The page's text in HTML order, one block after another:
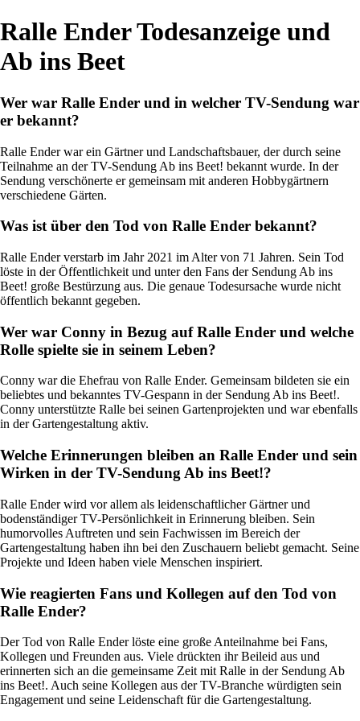
Ralle Ender Todesanzeige und
Ab ins Beet
Wer war Ralle Ender und in welcher TV-Sendung war
er bekannt?
Ralle Ender war ein Gärtner und Landschaftsbauer, der durch seine
Teilnahme an der TV-Sendung Ab ins Beet! bekannt wurde. In der
Sendung verschönerte er gemeinsam mit anderen Hobbygärtnern
verschiedene Gärten.
Was ist über den Tod von Ralle Ender bekannt?
Ralle Ender verstarb im Jahr 2021 im Alter von 71 Jahren. Sein Tod
löste in der Öffentlichkeit und unter den Fans der Sendung Ab ins
Beet! große Bestürzung aus. Die genaue Todesursache wurde nicht
öffentlich bekannt gegeben.
Wer war Conny in Bezug auf Ralle Ender und welche
Rolle spielte sie in seinem Leben?
Conny war die Ehefrau von Ralle Ender. Gemeinsam bildeten sie ein
beliebtes und bekanntes TV-Gespann in der Sendung Ab ins Beet!.
Conny unterstützte Ralle bei seinen Gartenprojekten und war ebenfalls
in der Gartengestaltung aktiv.
Welche Erinnerungen bleiben an Ralle Ender und sein
Wirken in der TV-Sendung Ab ins Beet!?
Ralle Ender wird vor allem als leidenschaftlicher Gärtner und
bodenständiger TV-Persönlichkeit in Erinnerung bleiben. Sein
humorvolles Auftreten und sein Fachwissen im Bereich der
Gartengestaltung haben ihn bei den Zuschauern beliebt gemacht. Seine
Projekte und Ideen haben viele Menschen inspiriert.
Wie reagierten Fans und Kollegen auf den Tod von
Ralle Ender?
Der Tod von Ralle Ender löste eine große Anteilnahme bei Fans,
Kollegen und Freunden aus. Viele drückten ihr Beileid aus und
erinnerten sich an die gemeinsame Zeit mit Ralle in der Sendung Ab
ins Beet!. Auch seine Kollegen aus der TV-Branche würdigten sein
Engagement und seine Leidenschaft für die Gartengestaltung.